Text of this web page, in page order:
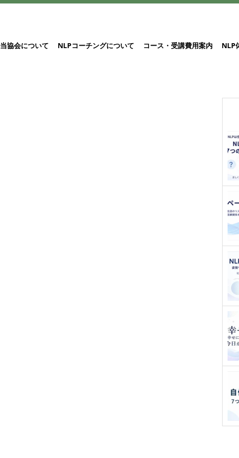
当協会について NLPコーチングについて コース・受講費用案内 NLP